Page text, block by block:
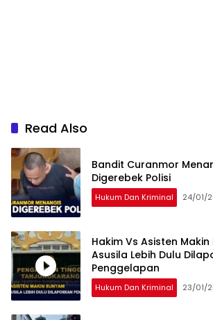
Read Also
Bandit Curanmor
Digerebek Polisi
Hukum Dan Kriminal 24/01/
Hakim Vs Asisten
Asusila Lebih Dulu
Penggelapan
Hukum Dan Kriminal 23/01/